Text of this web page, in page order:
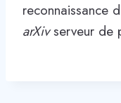
reconnaissance
arXivserveur de